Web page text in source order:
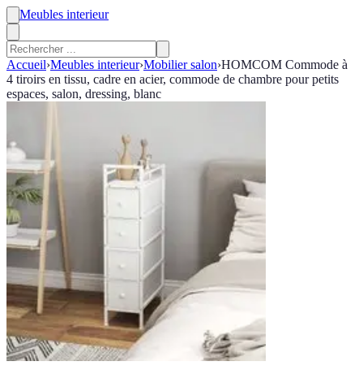
Meubles interieur
Accueil›Meubles interieur›Mobilier salon›HOMCOM Commode à
4 tiroirs en tissu, cadre en acier, commode de chambre pour petits
espaces, salon, dressing, blanc